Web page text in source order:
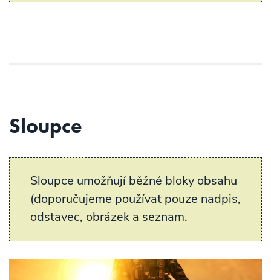
Sloupce
Sloupce umožňují běžné bloky obsahu
(doporučujeme používat pouze nadpis,
odstavec, obrázek a seznam.